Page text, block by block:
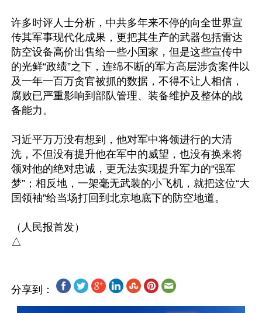
许多时评人士分析，中共多年来不停的向全世界宣
传其军事现代化成果，更把其生产的武器包括雷达
防空设备高价出售给一些小国家，但是这些宣传中
的光鲜“政绩”之下，连绵不断的军方高层涉贪案件以
及一年一百万贪官被抓的数据，不得不让人相信，
腐败已严重影响到部队管理、装备维护及整体的战
备能力。
习近平万万没有想到，他对军中将领进行的大清
洗，不但没有提升他在军中的威望，也没有换来将
领对他的绝对忠诚，更无法实现提升军力的“强军
梦”；相反地，一架毫无武装的小飞机，就把这位“大
国领袖”给当场打回到北京地底下的防空地道。
（人民报首发）
分享到：